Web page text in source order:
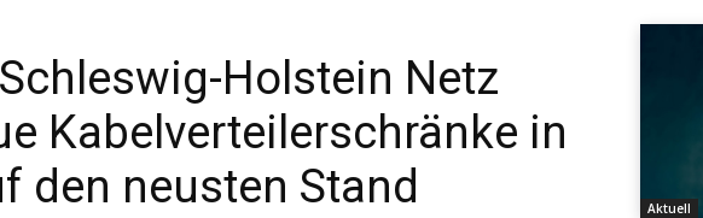
Holstein Netz
Kabelverteilerschränke in
den neusten Stand
Aktuell